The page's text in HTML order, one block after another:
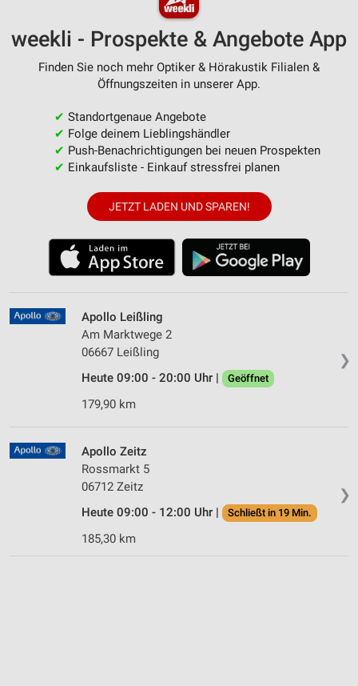
weekli - Prospekte & Angebote App
Finden Sie noch mehr Optiker & Hörakustik Filialen &
Öffnungszeiten in unserer App.
✔ Standortgenaue Angebote
✔ Folge deinem Lieblingshändler
✔ Push-Benachrichtigungen bei neuen Prospekten
✔ Einkaufsliste - Einkauf stressfrei planen
JETZT LADEN UND SPAREN!
❯
Apollo Leißling
Am Marktwege 2
06667 Leißling
Heute 09:00 - 20:00 Uhr |
Geöffnet
179,90 km
❯
Apollo Zeitz
Rossmarkt 5
06712 Zeitz
Heute 09:00 - 12:00 Uhr |
Schließt in 19 Min.
185,30 km